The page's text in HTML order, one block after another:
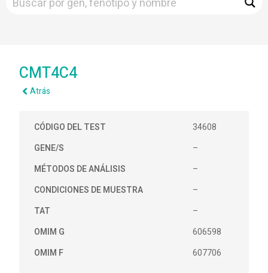
CMT4C4
Atrás
CÓDIGO DEL TEST
34608
GENE/S
–
MÉTODOS DE ANÁLISIS
–
CONDICIONES DE MUESTRA
–
TAT
–
OMIM G
606598
OMIM F
607706